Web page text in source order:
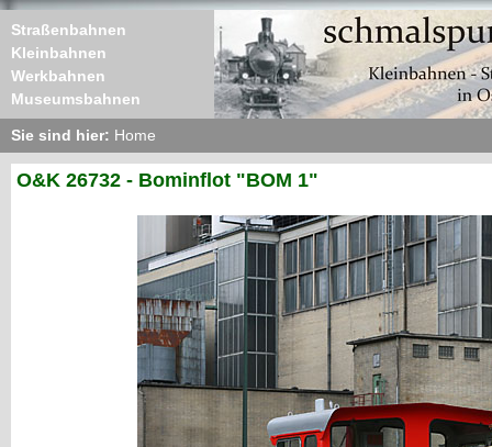
Straßenbahnen
Kleinbahnen
Werkbahnen
Museumsbahnen
Sie sind hier: Home
O&K 26732 - Bominflot "BOM 1"